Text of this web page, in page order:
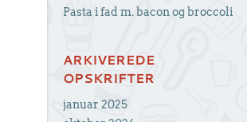
Pasta i fad m. bacon og broccoli
ARKIVEREDE
OPSKRIFTER
januar 2025